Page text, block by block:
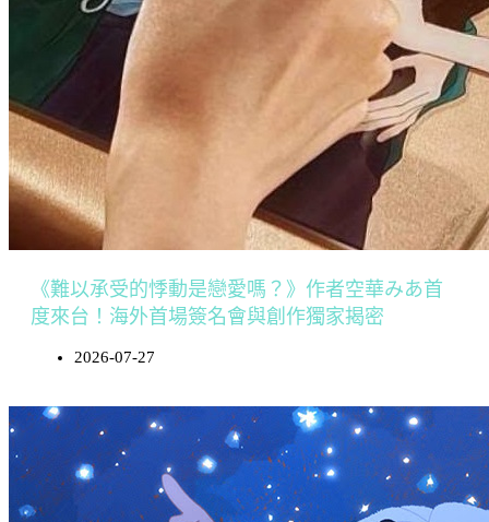
《難以承受的悸動是戀愛嗎？》作者空華みあ首
度來台！海外首場簽名會與創作獨家揭密
2026-07-27